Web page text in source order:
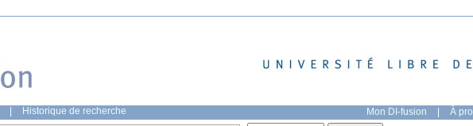
Historique de recherche Mon DI-fusion | À